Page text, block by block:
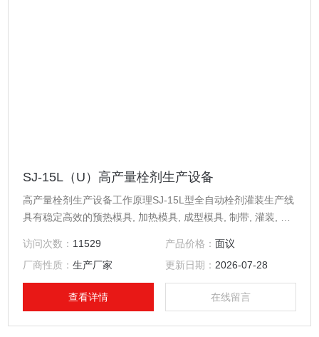
SJ-15L（U）高产量栓剂生产设备
高产量栓剂生产设备工作原理SJ-15L型全自动栓剂灌装生产线
具有稳定高效的预热模具, 加热模具, 成型模具, 制带, 灌装, 冷
23000粒/小时。
访问次数： 11529 产品价格： 面议
厂商性质：生产厂家 更新日期： 2026-07-28
查看详情 在线留言